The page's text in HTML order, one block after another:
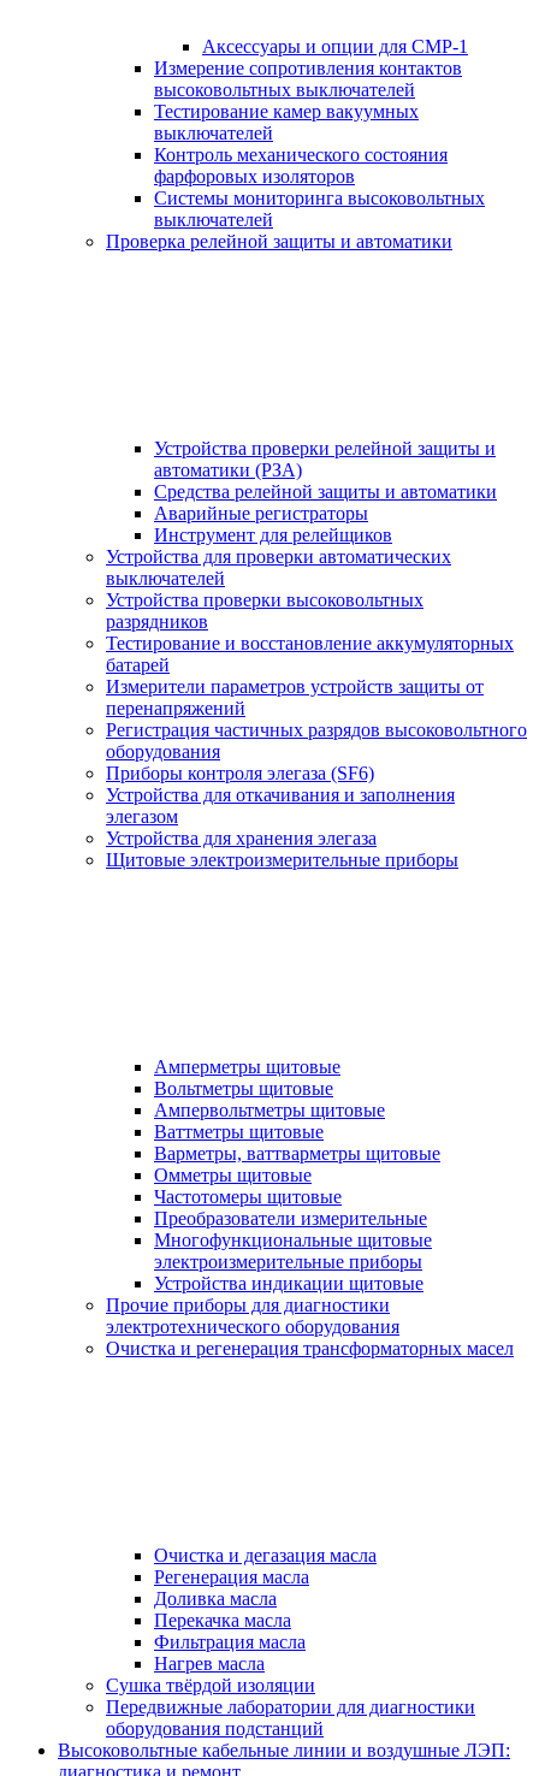
Аксессуары и опции для СМР-1
Измерение сопротивления контактов
высоковольтных выключателей
Тестирование камер вакуумных
выключателей
Контроль механического состояния
фарфоровых изоляторов
Системы мониторинга высоковольтных
выключателей
Проверка релейной защиты и автоматики
Устройства проверки релейной защиты и
автоматики (РЗА)
Средства релейной защиты и автоматики
Аварийные регистраторы
Инструмент для релейщиков
Устройства для проверки автоматических
выключателей
Устройства проверки высоковольтных
разрядников
Тестирование и восстановление аккумуляторных
батарей
Измерители параметров устройств защиты от
перенапряжений
Регистрация частичных разрядов высоковольтного
оборудования
Приборы контроля элегаза (SF6)
Устройства для откачивания и заполнения
элегазом
Устройства для хранения элегаза
Щитовые электроизмерительные приборы
Амперметры щитовые
Вольтметры щитовые
Ампервольтметры щитовые
Ваттметры щитовые
Варметры, ваттварметры щитовые
Омметры щитовые
Частотомеры щитовые
Преобразователи измерительные
Многофункциональные щитовые
электроизмерительные приборы
Устройства индикации щитовые
Прочие приборы для диагностики
электротехнического оборудования
Очистка и регенерация трансформаторных масел
Очистка и дегазация масла
Регенерация масла
Доливка масла
Перекачка масла
Фильтрация масла
Нагрев масла
Сушка твёрдой изоляции
Передвижные лаборатории для диагностики
оборудования подстанций
Высоковольтные кабельные линии и воздушные ЛЭП: